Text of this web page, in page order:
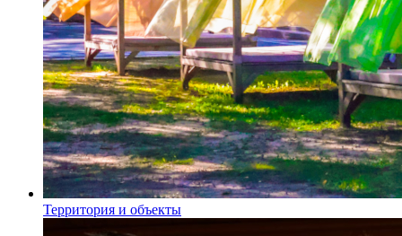
Территория и объекты